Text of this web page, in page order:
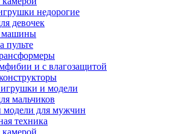
недорогие
девочек
машины
и с влагозащитой
и модели
мальчиков
для мужчин
техника